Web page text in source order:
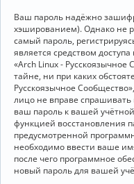
Ваш пароль надёжно
хэшированием). Однако не
самый пароль,
является средством
«Arch Linux - Русскоязычное
тайне, ни при каких
Русскоязычное
лицо не вправе спрашивать
ваш пароль к вашей
функцией восстановления
предусмотренной
необходимо ввести ваше
после чего программное
новый пароль для вашей